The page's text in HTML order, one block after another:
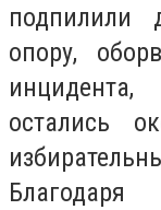
подпилили
опору,
остались
Благодаря